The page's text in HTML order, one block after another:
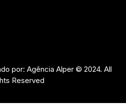
por: Agência Alper © 2024. All
Reserved